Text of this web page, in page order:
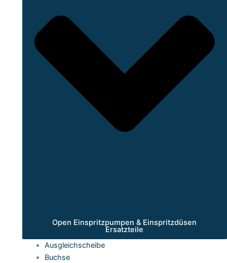
Open Einspritzpumpen & Einspritzdüsen
Ersatzteile
Ausgleichscheibe
Buchse